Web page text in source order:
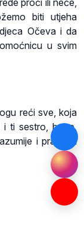
biti utjeha
Očeva i da
u svim
reći sve, koja
ti sestro, brate,
i prašta, i